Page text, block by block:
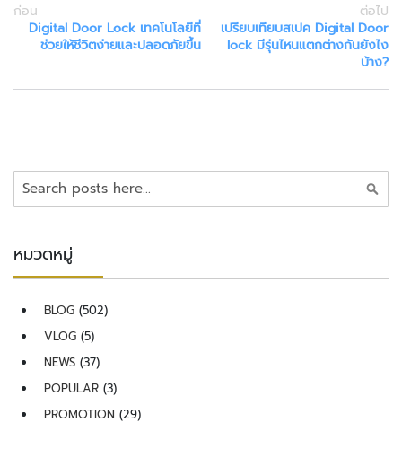
ะ
ดี้
ม
ร่
ก
า
จั
ด
า
ร
ร
ก่อน
Digital Door Lock เทคโนโลยีที่
ช่วยให้ชีวิตง่ายและปลอดภัยขึ้น
ต่อไป
เปรียบเทียบสเปค Digital Door
lock มีรุ่นไหนแตกต่างกันยังไง
บ้าง?
ค้นหา
หมวดหมู่
BLOG (502)
VLOG (5)
NEWS (37)
POPULAR (3)
PROMOTION (29)